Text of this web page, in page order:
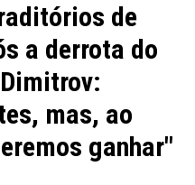
de
a derrota do
mas, ao
ganhar"